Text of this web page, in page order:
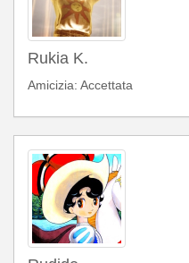
Rukia K.
Amicizia: Accettata